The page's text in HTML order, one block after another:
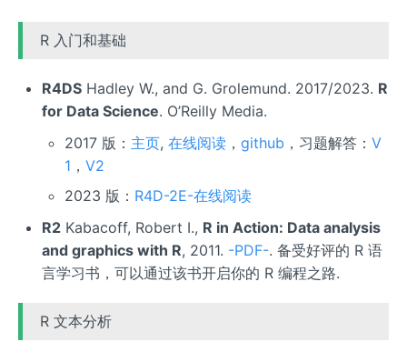
R 入门和基础
R4DSHadley W., and G. Grolemund. 2017/2023. R
for Data Science. O’Reilly Media.
2017 版： 主页,在线阅读 ，github ，习题解答：V
1 ，V2
2023 版： R4D-2E-在线阅读
R2Kabacoff, Robert I., R in Action: Data analysis
and graphics with R, 2011. -PDF-. 备受好评的 R 语
言学习书，可以通过该书开启你的 R 编程之路.
R 文本分析